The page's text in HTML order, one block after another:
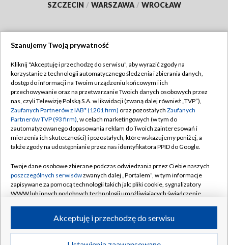
SZCZECIN / WARSZAWA / WROCŁAW
TVP
Abonament TVP
Emisja w TVP
Centrum informacji TVP
Naziemna Telewizja Cyfrowa
Rada Programowa
System NOS
Informacje o nadawcy
Program dla prasy
Regulamin TVP
Polityka prywatności
Moje zgody
Pomoc
Kontakt
Kanały
©2026 Telewizja Polska S.A. w likwidacji
Szanujemy Twoją prywatność
Kliknij "Akceptuję i przechodzę do serwisu", aby wyrazić zgody na
korzystanie z technologii automatycznego śledzenia i zbierania danych,
dostęp do informacji na Twoim urządzeniu końcowym i ich
przechowywanie oraz na przetwarzanie Twoich danych osobowych przez
nas, czyli Telewizję Polską S.A. w likwidacji (zwaną dalej również „TVP”),
Zaufanych Partnerów z IAB* (1201 firm) oraz pozostałych Zaufanych
Partnerów TVP (93 firm), w celach marketingowych (w tym do
zautomatyzowanego dopasowania reklam do Twoich zainteresowań i
mierzenia ich skuteczności) i pozostałych, które wskazujemy poniżej, a
także zgody na udostępnianie przez nas identyfikatora PPID do Google.
Twoje dane osobowe zbierane podczas odwiedzania przez Ciebie naszych
poszczególnych serwisówzwanych dalej „Portalem”, w tym informacje
zapisywane za pomocą technologii takich jak: pliki cookie, sygnalizatory
WWW lub innych podobnych technologii umożliwiających świadczenie
ruchu w Internecie.
Twoje dane osobowe zbierane podczas odwiedzania przez Ciebie
Akceptuję i przechodzę do serwisu